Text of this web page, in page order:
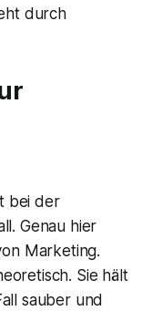
durch
bei der
Genau hier
Marketing.
Sie hält
sauber und